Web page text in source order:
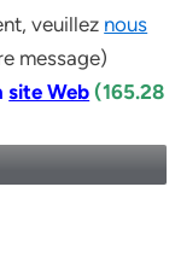
veuillez nous
message)
site Web (165.28